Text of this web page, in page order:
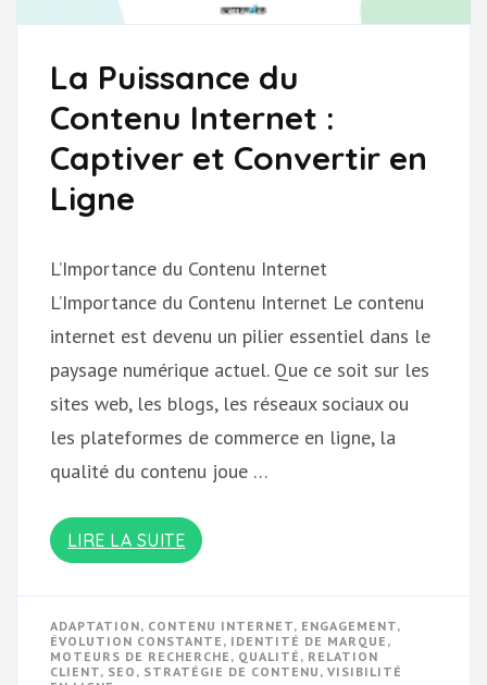
La Puissance du
Contenu Internet :
Captiver et Convertir en
Ligne
L’Importance du Contenu Internet
L’Importance du Contenu Internet Le contenu
internet est devenu un pilier essentiel dans le
paysage numérique actuel. Que ce soit sur les
sites web, les blogs, les réseaux sociaux ou
les plateformes de commerce en ligne, la
qualité du contenu joue …
LIRE LA SUITE
ADAPTATION, CONTENU INTERNET, ENGAGEMENT,
ÉVOLUTION CONSTANTE , IDENTITÉ DE MARQUE ,
MOTEURS DE RECHERCHE , QUALITÉ , RELATION
CLIENT, SEO , STRATÉGIE DE CONTENU , VISIBILITÉ